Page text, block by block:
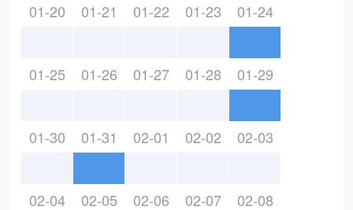
01-20 01-21 01-22 01-23 01-24
01-25 01-26 01-27 01-28 01-29
01-30 01-31 02-01 02-02 02-03
02-04 02-05 02-06 02-07 02-08